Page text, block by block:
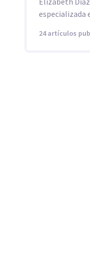
especializada
24 artículos